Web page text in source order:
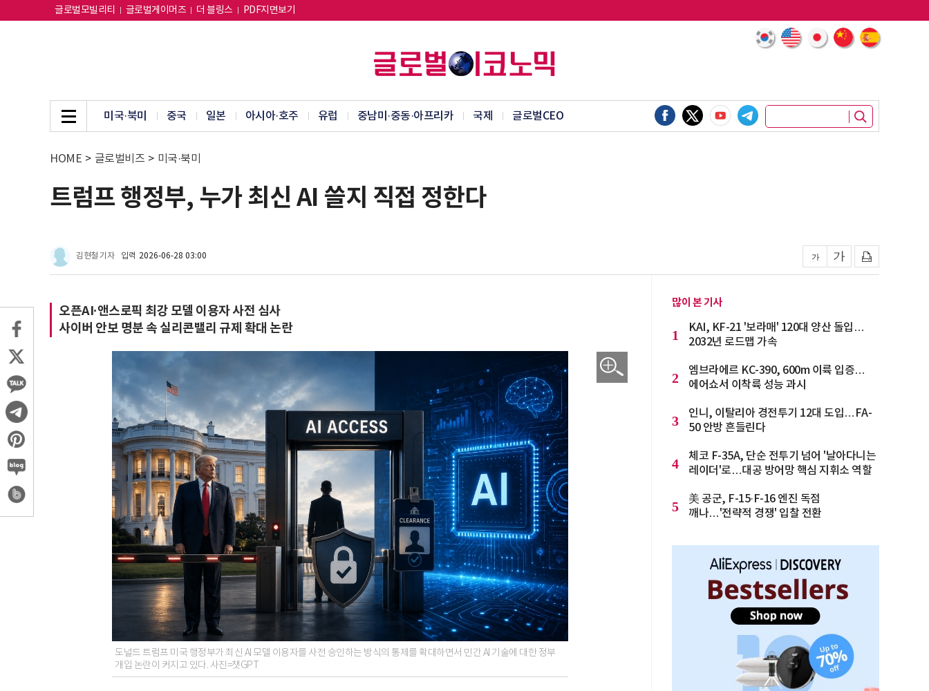
글로벌모빌리티 글로벌게이머즈 더 블링스 PDF지면보기
미국·북미 중국 일본 아시아·호주 유럽 중남미·중동·아프리카 국제 글로벌CEO
HOME > 글로벌비즈 > 미국·북미
트럼프 행정부, 누가 최신 AI 쓸지 직접 정한다
김현철 기자 입력 2026-06-28 03:00
오픈AI·앤스로픽 최강 모델 이용자 사전 심사
사이버 안보 명분 속 실리콘밸리 규제 확대 논란
도널드 트럼프 미국 행정부가 최신 AI 모델 이용자를 사전 승인하는 방식의 통제를 확대하면서 민간 AI 기술에 대한 정부
개입 논란이 커지고 있다. 사진=챗GPT
많이 본 기사
1
KAI, KF-21 '보라매' 120대 양산 돌입…
2032년 로드맵 가속
2
엠브라에르 KC-390, 600m 이륙 입증…
에어쇼서 이착륙 성능 과시
3
인니, 이탈리아 경전투기 12대 도입…FA-
50 안방 흔들린다
4
체코 F-35A, 단순 전투기 넘어 '날아다니는
레이더'로…대공 방어망 핵심 지휘소 역할
5
美 공군, F-15·F-16 엔진 독점
깨나…'전략적 경쟁' 입찰 전환